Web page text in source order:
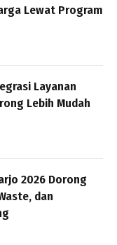
Lewat Program
Layanan
Lebih Mudah
2026 Dorong
dan